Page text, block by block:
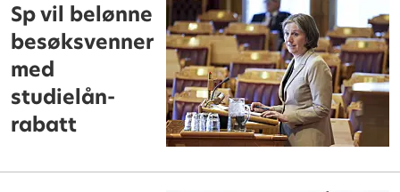
Sp vil belønne
besøksvenner
med
studielån-
rabatt